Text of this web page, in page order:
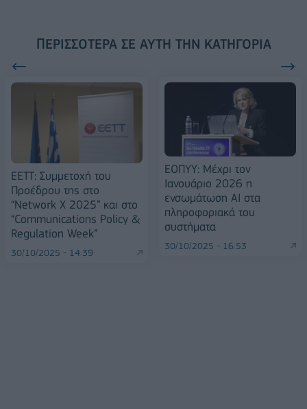
ΠΕΡΙΣΣΌΤΕΡΑ ΣΕ ΑΥΤΉ ΤΗΝ ΚΑΤΗΓΟΡΊΑ
ΕΕΤΤ: Συμμετοχή του
Προέδρου της στο
“Network X 2025” και στο
“Communications Policy &
Regulation Week”
30/10/2025 - 14:39
ΕΟΠΥΥ: Μέχρι τον
Ιανουάριο 2026 η
ενσωμάτωση AI στα
πληροφοριακά του
συστήματα
30/10/2025 - 16:53